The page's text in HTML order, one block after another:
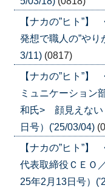
【ナカの”ヒト”
発想で職人の”やり
3/11) (0817)
【ナカの”ヒト”
ミュニケーショ
和氏> 顔見えない
日号）('25/03/04)
【ナカの”ヒト”
代表取締役ＣＥＯ
25年2月13日号）